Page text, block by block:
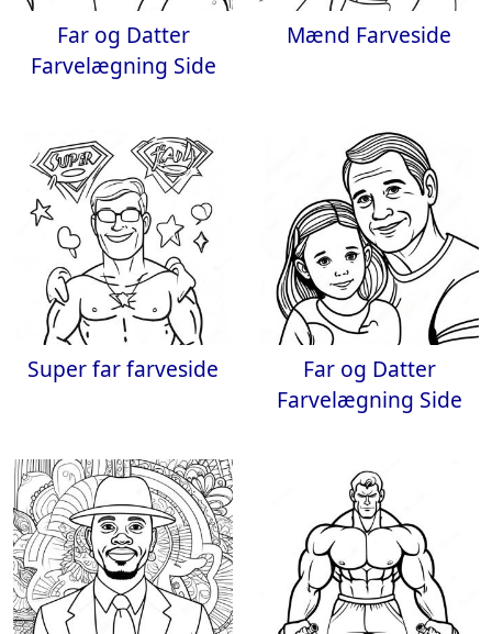
Far og Datter
Farvelægning Side
Mænd Farveside
Super far farveside
Far og Datter
Farvelægning Side